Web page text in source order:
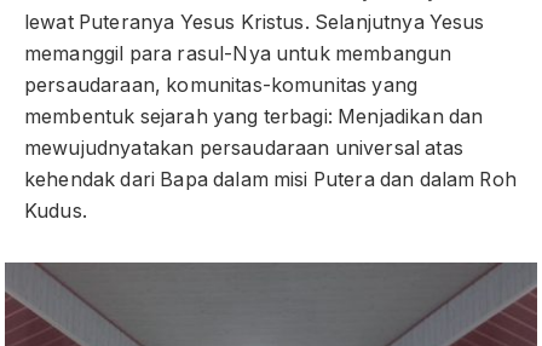
lewat Puteranya Yesus Kristus. Selanjutnya Yesus
memanggil para rasul-Nya untuk membangun
persaudaraan, komunitas-komunitas yang
membentuk sejarah yang terbagi: Menjadikan dan
mewujudnyatakan persaudaraan universal atas
kehendak dari Bapa dalam misi Putera dan dalam Roh
Kudus.